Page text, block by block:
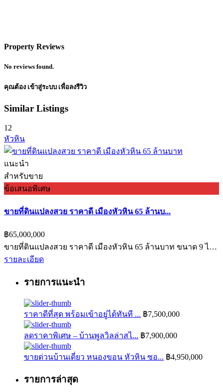
Property Reviews
No reviews found.
คุณต้อง เข้าสู่ระบบ เพื่อลงรีวิว
Similar Listings
12
หัวหิน
แนะนำ
สำหรับขาย
ข้อเสนอพิเศษ
ขายที่ดินแปลงสวย ราคาดี เมืองหัวหิน 65 ล้านบ...
฿65,000,000
ขายที่ดินแปลงสวย ราคาดี เมืองหัวหิน 65 ล้านบาท ขนาด 9 ไ…
รายละเอียด
รายการแนะนำ
ราคาดีที่สุด พร้อมเข้าอยู่ได้ทันที ... ฿7,500,000
ลดราคาพิเศษ – บ้านพูลวิลล่าสไ... ฿7,900,000
ขายด่วนบ้านเดี่ยว หนองขอน หัวหิน ซอ... ฿4,950,000
รายการล่าสุด